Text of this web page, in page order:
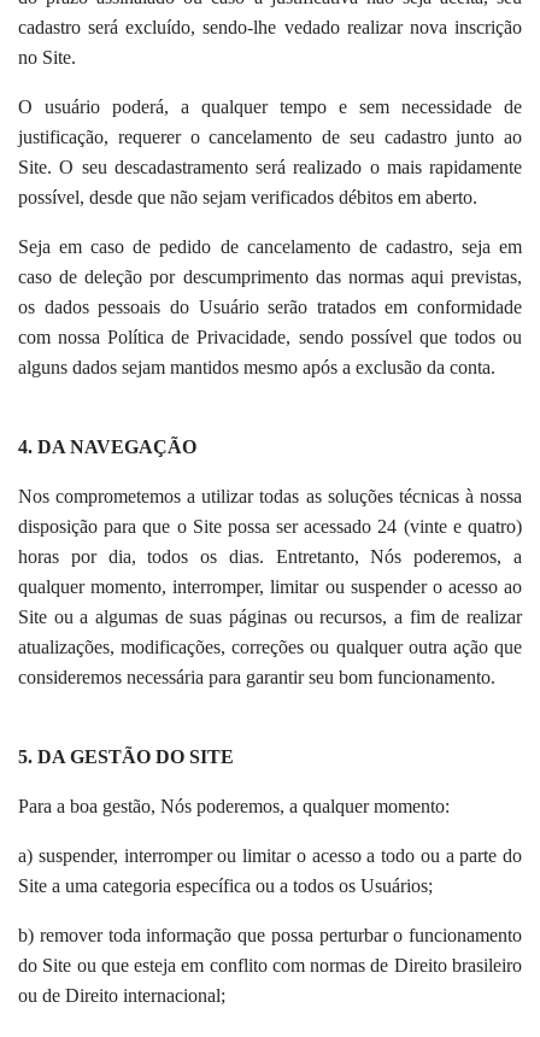
cadastro será excluído, sendo-lhe vedado realizar nova inscrição
no Site.
O usuário poderá, a qualquer tempo e sem necessidade de
justificação, requerer o cancelamento de seu cadastro junto ao
Site. O seu descadastramento será realizado o mais rapidamente
possível, desde que não sejam verificados débitos em aberto.
Seja em caso de pedido de cancelamento de cadastro, seja em
caso de deleção por descumprimento das normas aqui previstas,
os dados pessoais do Usuário serão tratados em conformidade
com nossa Política de Privacidade, sendo possível que todos ou
alguns dados sejam mantidos mesmo após a exclusão da conta.
4. DA NAVEGAÇÃO
Nos comprometemos a utilizar todas as soluções técnicas à nossa
disposição para que o Site possa ser acessado 24 (vinte e quatro)
horas por dia, todos os dias. Entretanto, Nós poderemos, a
qualquer momento, interromper, limitar ou suspender o acesso ao
Site ou a algumas de suas páginas ou recursos, a fim de realizar
atualizações, modificações, correções ou qualquer outra ação que
consideremos necessária para garantir seu bom funcionamento.
5. DA GESTÃO DO SITE
Para a boa gestão, Nós poderemos, a qualquer momento:
a) suspender, interromper ou limitar o acesso a todo ou a parte do
Site a uma categoria específica ou a todos os Usuários;
b) remover toda informação que possa perturbar o funcionamento
do Site ou que esteja em conflito com normas de Direito brasileiro
ou de Direito internacional;